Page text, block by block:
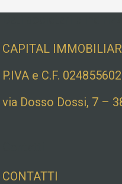
CAPITAL
P.IVA e C.F.
via Dosso Dossi, 7 –
CONTATTI